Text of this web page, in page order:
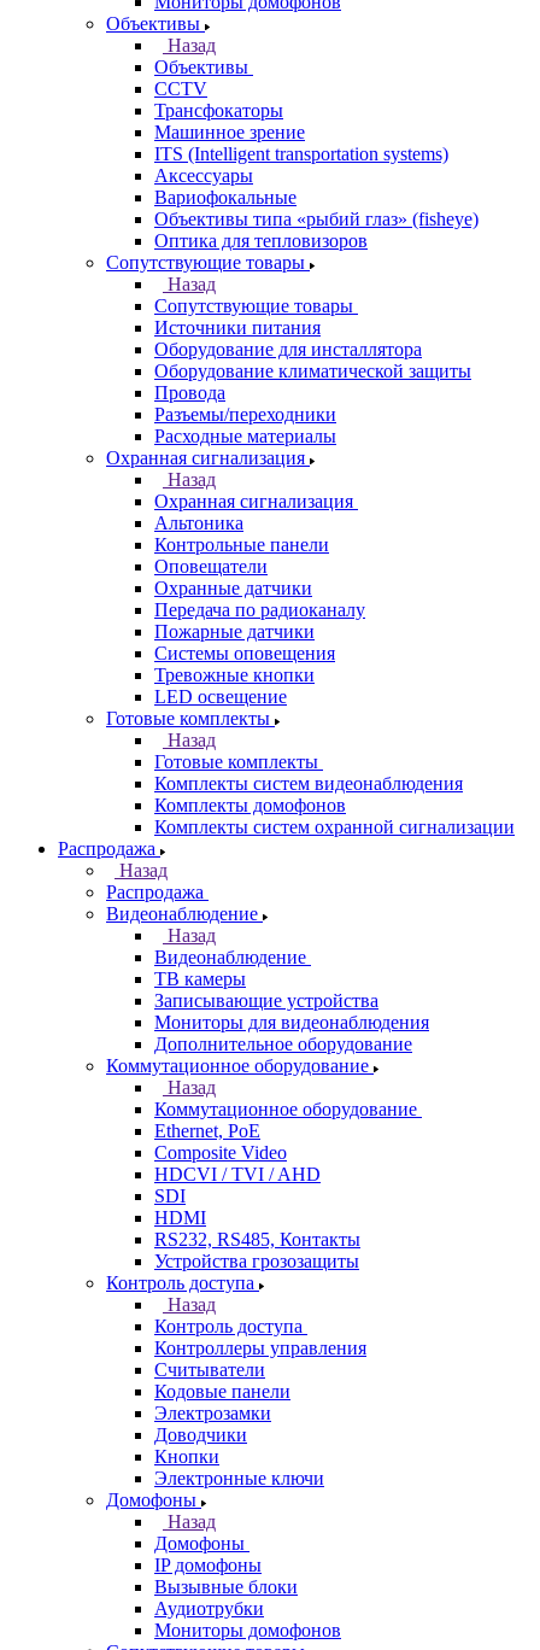
Объективы
Назад
Объективы
CCTV
Трансфокаторы
Машинное зрение
ITS (Intelligent transportation systems)
Аксессуары
Вариофокальные
Объективы типа «рыбий глаз» (fisheye)
Оптика для тепловизоров
Сопутствующие товары
Назад
Сопутствующие товары
Источники питания
Оборудование для инсталлятора
Оборудование климатической защиты
Провода
Разъемы/переходники
Расходные материалы
Охранная сигнализация
Назад
Охранная сигнализация
Альтоника
Контрольные панели
Оповещатели
Охранные датчики
Передача по радиоканалу
Пожарные датчики
Системы оповещения
Тревожные кнопки
LED освещение
Готовые комплекты
Назад
Готовые комплекты
Комплекты систем видеонаблюдения
Комплекты домофонов
Комплекты систем охранной сигнализации
Распродажа
Назад
Распродажа
Видеонаблюдение
Назад
Видеонаблюдение
ТВ камеры
Записывающие устройства
Мониторы для видеонаблюдения
Дополнительное оборудование
Коммутационное оборудование
Назад
Коммутационное оборудование
Ethernet, PoE
Composite Video
HDCVI / TVI / AHD
SDI
HDMI
RS232, RS485, Контакты
Устройства грозозащиты
Контроль доступа
Назад
Контроль доступа
Контроллеры управления
Считыватели
Кодовые панели
Электрозамки
Доводчики
Кнопки
Электронные ключи
Домофоны
Назад
Домофоны
IP домофоны
Вызывные блоки
Аудиотрубки
Мониторы домофонов